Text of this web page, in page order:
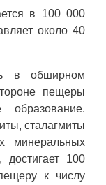
в 100 000
около 40
в обширном
пещеры
образование.
сталагмиты
минеральных
100
к числу